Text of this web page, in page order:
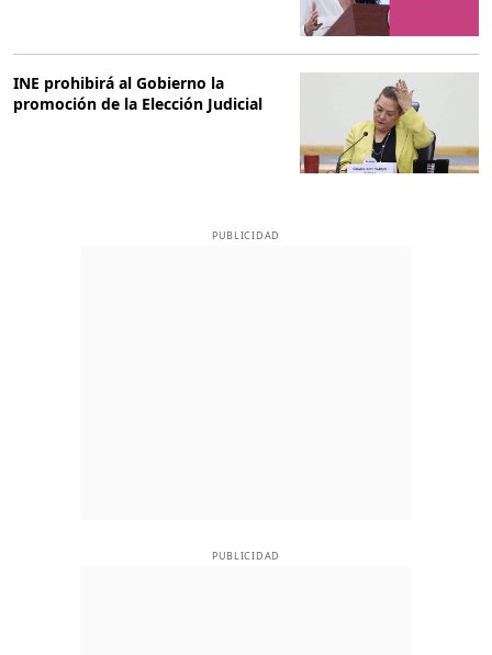
INE prohibirá al Gobierno la
promoción de la Elección Judicial
PUBLICIDAD
PUBLICIDAD